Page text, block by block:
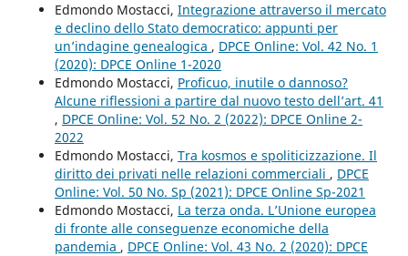
Edmondo Mostacci, Integrazione attraverso il mercato
e declino dello Stato democratico: appunti per
un’indagine genealogica , DPCE Online: Vol. 42 No. 1
(2020): DPCE Online 1-2020
Edmondo Mostacci, Proficuo, inutile o dannoso?
Alcune riflessioni a partire dal nuovo testo dell’art. 41
, DPCE Online: Vol. 52 No. 2 (2022): DPCE Online 2-
2022
Edmondo Mostacci, Tra kosmos e spoliticizzazione. Il
diritto dei privati nelle relazioni commerciali , DPCE
Online: Vol. 50 No. Sp (2021): DPCE Online Sp-2021
Edmondo Mostacci, La terza onda. L’Unione europea
di fronte alle conseguenze economiche della
pandemia , DPCE Online: Vol. 43 No. 2 (2020): DPCE